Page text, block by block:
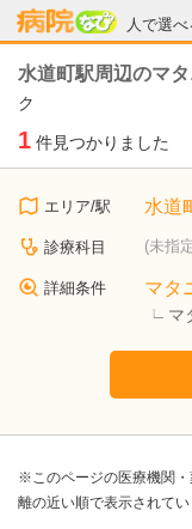
人で選
病院なび
水道町駅周辺のマ
ク
1 件見つかりました
エリア/駅 水道
診療科目 (未指
詳細条件 マタ
マ
※このページの医療機関・
離の近い順で表示されて